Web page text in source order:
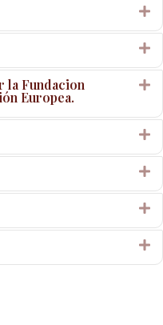
la Fundacion
Europea.